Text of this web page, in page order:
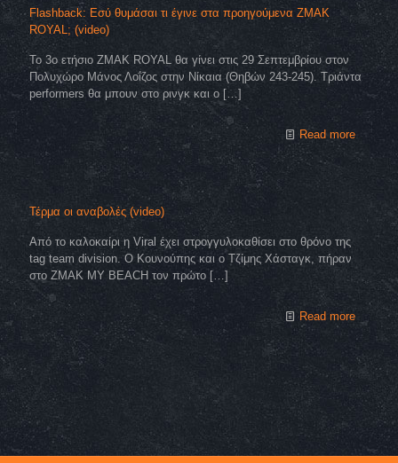
Flashback: Εσύ θυμάσαι τι έγινε στα προηγούμενα ZMAK
ROYAL; (video)
Το 3ο ετήσιο ZMAK ROYAL θα γίνει στις 29 Σεπτεμβρίου στον
Πολυχώρο Μάνος Λοΐζος στην Νίκαια (Θηβών 243-245). Τριάντα
performers θα μπουν στο ρινγκ και ο […]
Read more
Τέρμα οι αναβολές (video)
Από το καλοκαίρι η Viral έχει στρογγυλοκαθίσει στο θρόνο της
tag team division. Ο Κουνούπης και ο Τζίμης Χάσταγκ, πήραν
στο ZMAK MY BEACH τον πρώτο […]
Read more